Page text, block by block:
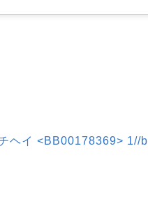
ヘイ <BB00178369> 1//b